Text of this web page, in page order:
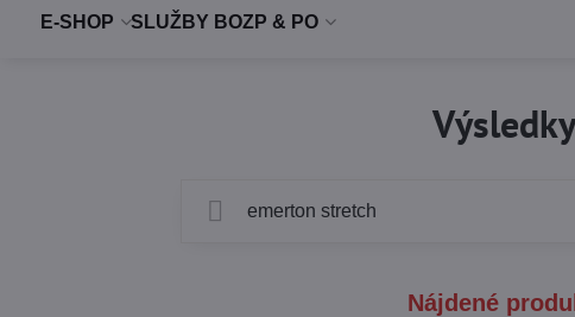
E-SHOP SLUŽBY BOZP & PO
Nájdené